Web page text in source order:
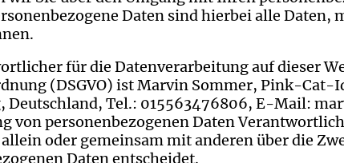
Daten sind hierbei alle
für die Datenverarbeitung auf dieser
(DSGVO) ist Marvin Sommer, Pink-Cat-
Deutschland, Tel.: 015563476806, E-Mail:
von personenbezogenen Daten
oder gemeinsam mit anderen über die
Daten entscheidet.